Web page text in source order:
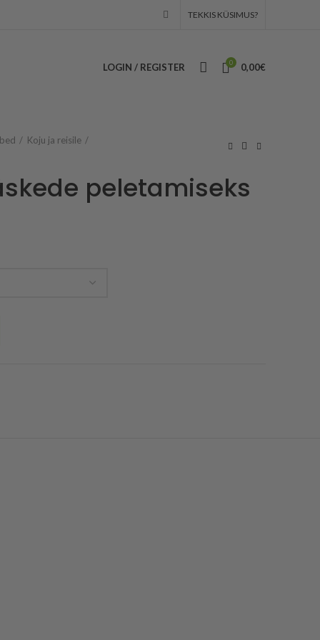
TEKKIS KÜSIMUS?
LOGIN / REGISTER 0 0,00€
Koju ja reisile
peletamiseks